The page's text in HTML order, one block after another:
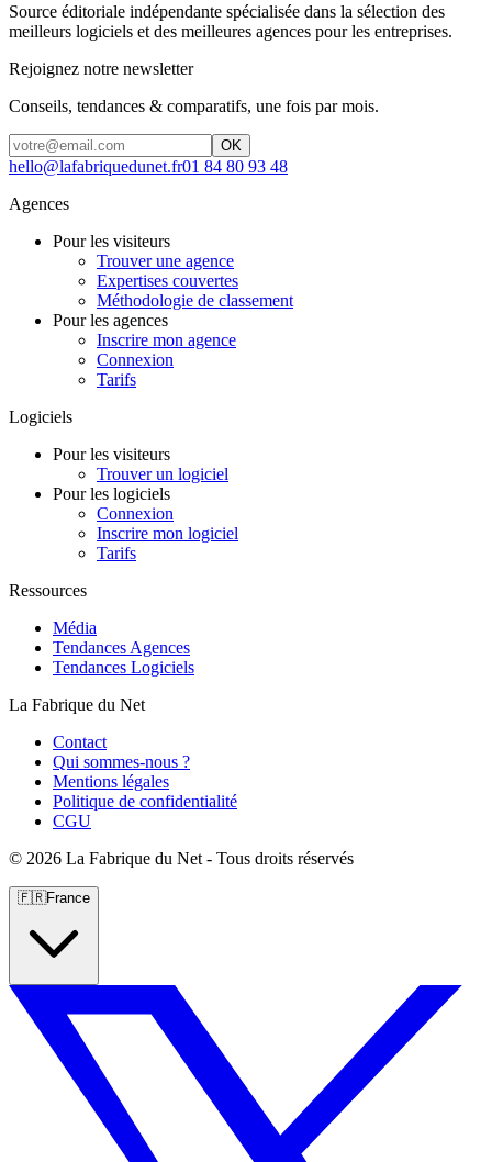
Source éditoriale indépendante spécialisée dans la sélection des
meilleurs logiciels et des meilleures agences pour les entreprises.
Rejoignez notre newsletter
Conseils, tendances & comparatifs, une fois par mois.
OK
hello@lafabriquedunet.fr01 84 80 93 48
Agences
Pour les visiteurs
Trouver une agence
Expertises couvertes
Méthodologie de classement
Pour les agences
Inscrire mon agence
Connexion
Tarifs
Logiciels
Pour les visiteurs
Trouver un logiciel
Pour les logiciels
Connexion
Inscrire mon logiciel
Tarifs
Ressources
Média
Tendances Agences
Tendances Logiciels
La Fabrique du Net
Contact
Qui sommes-nous ?
Mentions légales
Politique de confidentialité
CGU
© 2026 La Fabrique du Net - Tous droits réservés
🇫🇷France